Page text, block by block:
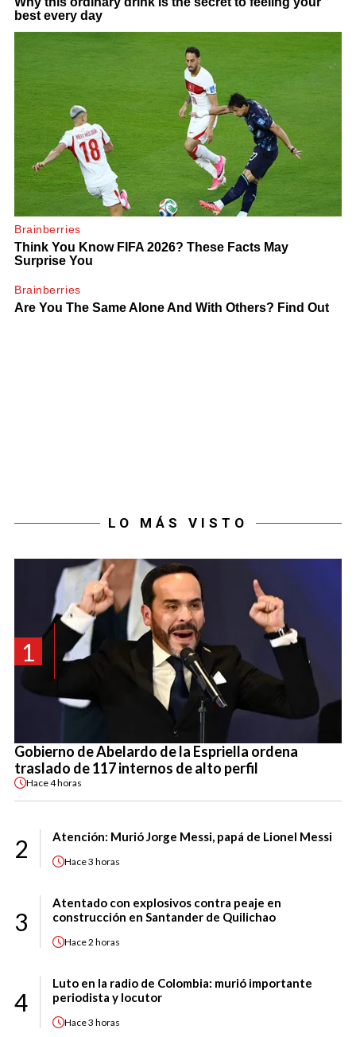
LO MÁS VISTO
1
Gobierno de Abelardo de la Espriella ordena
traslado de 117 internos de alto perfil
Hace4 horas
2 Atención: Murió Jorge Messi, papá de Lionel Messi
Hace3 horas
3
Atentado con explosivos contra peaje en
construcción en Santander de Quilichao
Hace2 horas
4
Luto en la radio de Colombia: murió importante
periodista y locutor
Hace3 horas